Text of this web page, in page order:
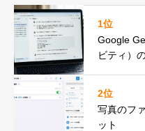
1位
Google
ビティ）
2位
写真のフ
ット